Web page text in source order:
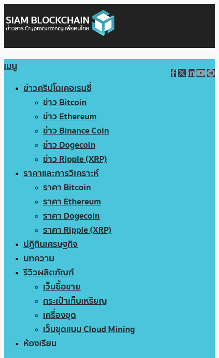
เมนู
ข่าวคริปโตเคอเรนซี่
ข่าว Bitcoin
ข่าว Ethereum
ข่าว Binance Coin
ข่าว Dogecoin
ข่าว Ripple (XRP)
ราคาและการวิเคราะห์
ราคา Bitcoin
ราคา Ethereum
ราคา Dogecoin
ราคา Ripple (XRP)
ปฏิทินเศรษฐกิจ
บทความ
รีวิวผลิตภัณฑ์
เว็บซื้อขาย
กระเป๋าเก็บเหรียญ
เครื่องขุด
เว็บขุดแบบ Cloud Mining
ห้องเรียน